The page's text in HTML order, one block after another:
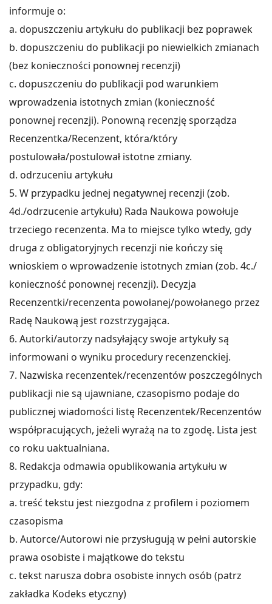
informuje o:
a. dopuszczeniu artykułu do publikacji bez poprawek
b. dopuszczeniu do publikacji po niewielkich zmianach
(bez konieczności ponownej recenzji)
c. dopuszczeniu do publikacji pod warunkiem
wprowadzenia istotnych zmian (konieczność
ponownej recenzji). Ponowną recenzję sporządza
Recenzentka/Recenzent, która/który
postulowała/postulował istotne zmiany.
d. odrzuceniu artykułu
5. W przypadku jednej negatywnej recenzji (zob.
4d./odrzucenie artykułu) Rada Naukowa powołuje
trzeciego recenzenta. Ma to miejsce tylko wtedy, gdy
druga z obligatoryjnych recenzji nie kończy się
wnioskiem o wprowadzenie istotnych zmian (zob. 4c./
konieczność ponownej recenzji). Decyzja
Recenzentki/recenzenta powołanej/powołanego przez
Radę Naukową jest rozstrzygająca.
6. Autorki/autorzy nadsyłający swoje artykuły są
informowani o wyniku procedury recenzenckiej.
7. Nazwiska recenzentek/recenzentów poszczególnych
publikacji nie są ujawniane, czasopismo podaje do
publicznej wiadomości listę Recenzentek/Recenzentów
współpracujących, jeżeli wyrażą na to zgodę. Lista jest
co roku uaktualniana.
8. Redakcja odmawia opublikowania artykułu w
przypadku, gdy:
a. treść tekstu jest niezgodna z profilem i poziomem
czasopisma
b. Autorce/Autorowi nie przysługują w pełni autorskie
prawa osobiste i majątkowe do tekstu
c. tekst narusza dobra osobiste innych osób (patrz
zakładka Kodeks etyczny)